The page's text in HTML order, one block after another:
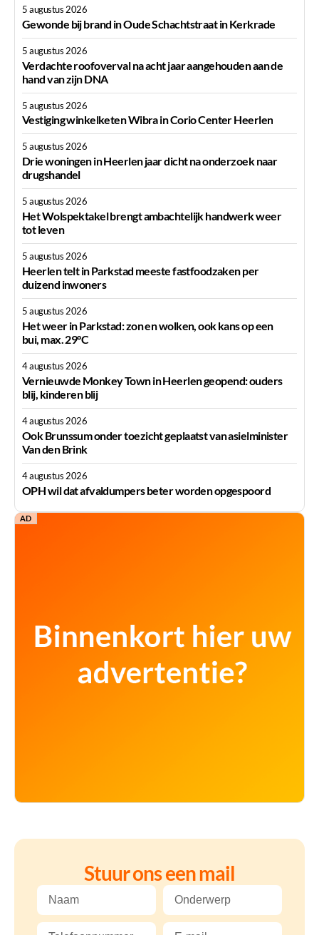
5 augustus 2026
Gewonde bij brand in Oude Schachtstraat in Kerkrade
5 augustus 2026
Verdachte roofoverval na acht jaar aangehouden aan de
hand van zijn DNA
5 augustus 2026
Vestiging winkelketen Wibra in Corio Center Heerlen
5 augustus 2026
Drie woningen in Heerlen jaar dicht na onderzoek naar
drugshandel
5 augustus 2026
Het Wolspektakel brengt ambachtelijk handwerk weer
tot leven
5 augustus 2026
Heerlen telt in Parkstad meeste fastfoodzaken per
duizend inwoners
5 augustus 2026
Het weer in Parkstad: zon en wolken, ook kans op een
bui, max. 29°C
4 augustus 2026
Vernieuwde Monkey Town in Heerlen geopend: ouders
blij, kinderen blij
4 augustus 2026
Ook Brunssum onder toezicht geplaatst van asielminister
Van den Brink
4 augustus 2026
OPH wil dat afvaldumpers beter worden opgespoord
AD
Stuur ons een mail